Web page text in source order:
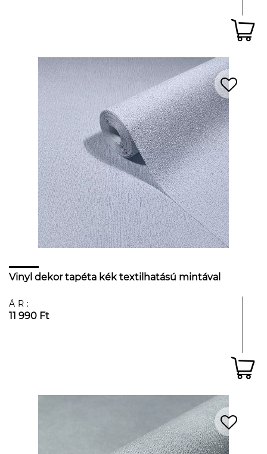
Vinyl dekor tapéta kék textilhatású mintával
ÁR:
11 990 Ft